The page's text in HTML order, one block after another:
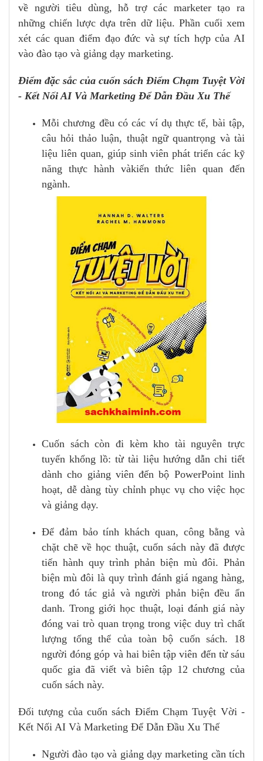
về người tiêu dùng, hỗ trợ các marketer tạo ra
những chiến lược dựa trên dữ liệu. Phần cuối xem
xét các quan điểm đạo đức và sự tích hợp của AI
vào đào tạo và giảng dạy marketing.
Điểm đặc sắc của cuốn sách Điểm Chạm Tuyệt Vời
- Kết Nối AI Và Marketing Để Dẫn Đầu Xu Thế
Mỗi chương đều có các ví dụ thực tế, bài tập,
câu hỏi thảo luận, thuật ngữ quantrọng và tài
liệu liên quan, giúp sinh viên phát triển các kỹ
năng thực hành vàkiến thức liên quan đến
ngành.
Cuốn sách còn đi kèm kho tài nguyên trực
tuyến khổng lồ: từ tài liệu hướng dẫn chi tiết
dành cho giảng viên đến bộ PowerPoint linh
hoạt, dễ dàng tùy chỉnh phục vụ cho việc học
và giảng dạy.
Để đảm bảo tính khách quan, công bằng và
chặt chẽ về học thuật, cuốn sách này đã được
tiến hành quy trình phản biện mù đôi. Phản
biện mù đôi là quy trình đánh giá ngang hàng,
trong đó tác giả và người phản biện đều ẩn
danh. Trong giới học thuật, loại đánh giá này
đóng vai trò quan trọng trong việc duy trì chất
lượng tổng thể của toàn bộ cuốn sách. 18
người đóng góp và hai biên tập viên đến từ sáu
quốc gia đã viết và biên tập 12 chương của
cuốn sách này.
Đối tượng của cuốn sách Điểm Chạm Tuyệt Vời -
Kết Nối AI Và Marketing Để Dẫn Đầu Xu Thế
Người đào tạo và giảng dạy marketing cần tích